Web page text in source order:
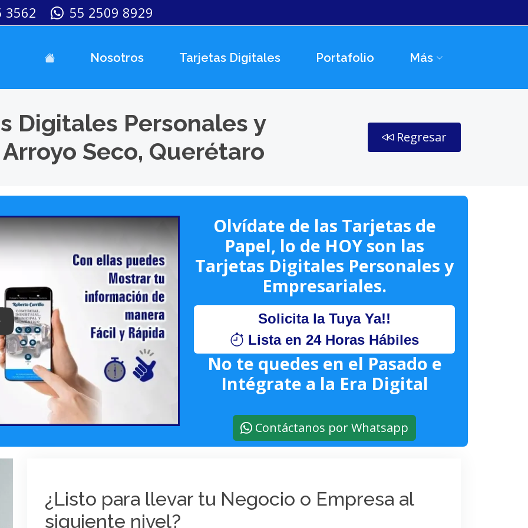
3562 55 2509 8929
Nosotros Tarjetas Digitales Portafolio Más
Digitales Personales y
Seco, Querétaro
Regresar
Keynote (Google I/O '18)
Olvídate de las Tarjetas de
Papel, lo de HOY son las
Tarjetas Digitales Personales y
Empresariales.
Solicita la Tuya Ya!!
Lista en 24 Horas Hábiles
No te quedes en el Pasado e
Intégrate a la Era Digital
Contáctanos por Whatsapp
¿Listo para llevar tu Negocio o Empresa al
siguiente nivel?